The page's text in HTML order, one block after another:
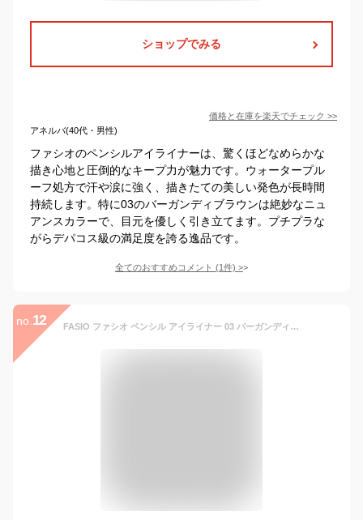
ショップでみる
価格と在庫を楽天でチェック >>
アネルバ(40代・男性)
ファシオのペンシルアイライナーは、驚くほどなめらかな
描き心地と圧倒的なキープ力が魅力です。ウォータープル
ーフ処方で汗や涙に強く、描きたての美しい発色が長時間
持続します。特に03のバーガンディブラウンは絶妙なニュ
アンスカラーで、目元を優しく引き立てます。プチプラな
がらデパコス級の満足度を誇る逸品です。
全てのおすすめコメント (1件) >
no. 12 FASIO ファシオ ペンシル アイライナー 03 バーガンディブラウン フェザーフィット成分 ウォータープルーフ [ギフトラッピング対応]